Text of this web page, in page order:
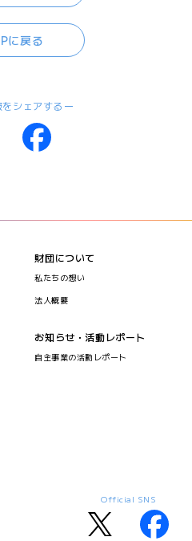
に戻る
をシェアする
財団について
私たちの想い
法人概要
お知らせ・活動レポート
自主事業の活動レポート
Official SNS